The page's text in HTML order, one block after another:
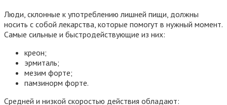
Люди, склонные к употреблению лишней пищи, должны
носить с собой лекарства, которые помогут в нужный момент.
Самые сильные и быстродействующие из них:
креон;
эрмиталь;
мезим форте;
памзинорм форте.
Средней и низкой скоростью действия обладают: